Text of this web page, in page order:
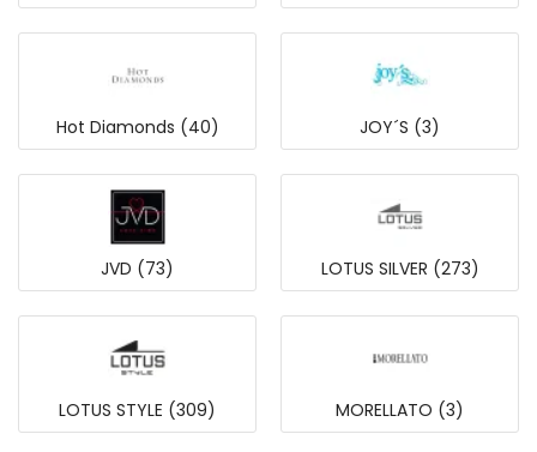
Hot Diamonds (40) JOY´S (3)
JVD (73) LOTUS SILVER (273)
LOTUS STYLE (309) MORELLATO (3)